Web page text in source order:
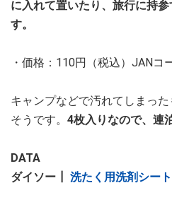
に入れて置いたり、旅行に持
す。
・価格：110円（税込）JANコ
キャンプなどで汚れてしまっ
そうです。 4枚入りなので、連
DATA
ダイソー┃
洗たく用洗剤シート